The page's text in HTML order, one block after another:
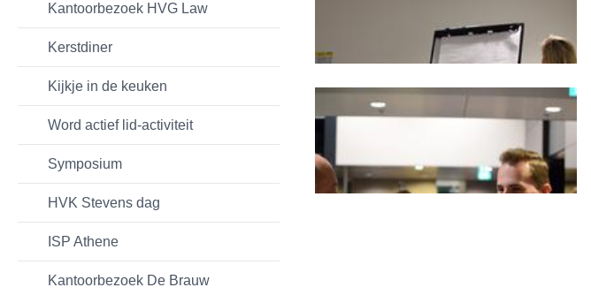
Kantoorbezoek HVG Law
Kerstdiner
Kijkje in de keuken
Word actief lid-activiteit
Symposium
HVK Stevens dag
ISP Athene
Kantoorbezoek De Brauw